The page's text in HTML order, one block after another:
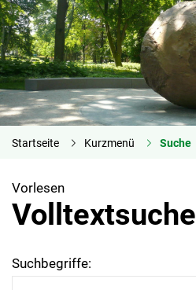
Startseite Kurzmenü Suche
Vorlesen
Volltextsuche
Suchbegriffe: